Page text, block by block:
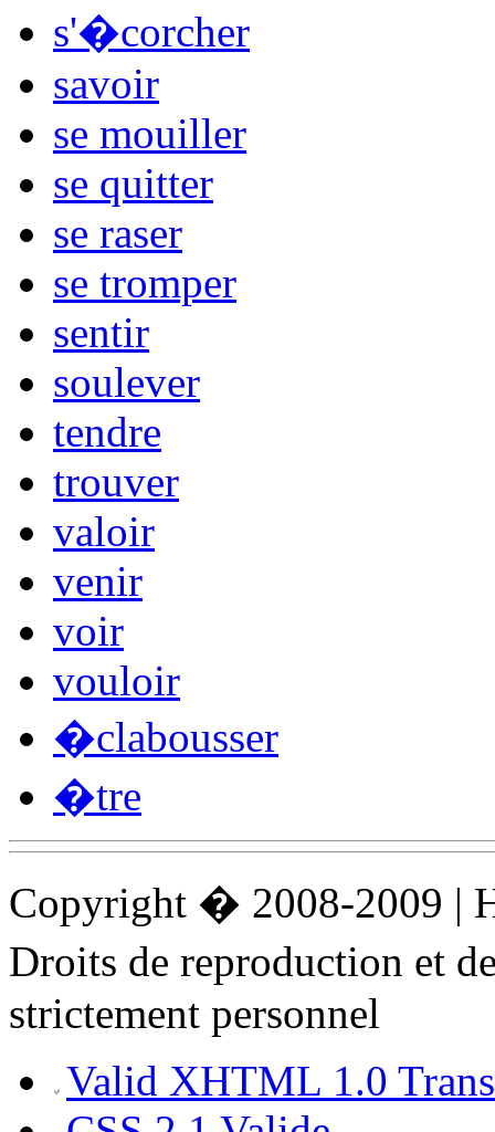
s'�corcher
savoir
se mouiller
se quitter
se raser
se tromper
sentir
soulever
tendre
trouver
valoir
venir
voir
vouloir
�clabousser
�tre
Copyright � 2008-2009 |
Droits de reproduction et
strictement personnel
Valid XHTML 1.0